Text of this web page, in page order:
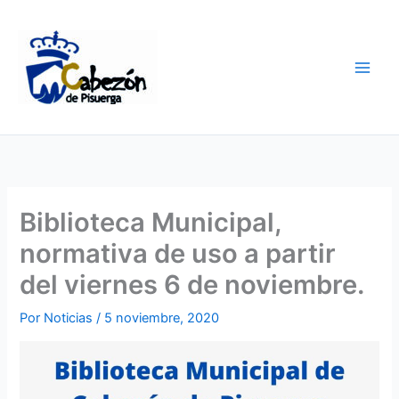
contenido
Biblioteca Municipal,
normativa de uso a partir
del viernes 6 de noviembre.
Por Noticias/ 5 noviembre, 2020